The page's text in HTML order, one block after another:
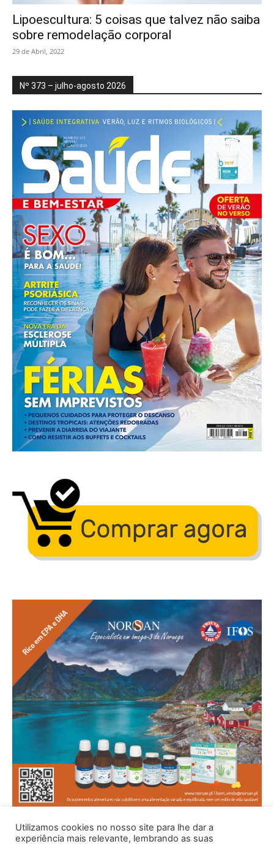
Lipoescultura: 5 coisas que talvez não saiba
sobre remodelação corporal
29 de Abril, 2022
Nº 373 – julho-agosto 2026
Utilizamos cookies no nosso site para lhe dar a
experiência mais relevante, lembrando as suas